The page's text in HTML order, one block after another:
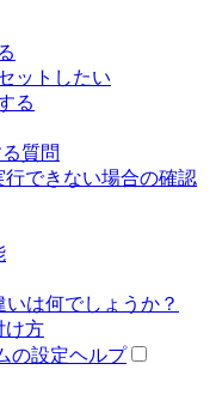
ットしたい
る
質問
できない場合の確認
いは何でしょうか？
け方
の設定ヘルプ